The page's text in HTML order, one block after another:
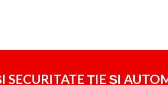
SECURITATE ȚIE ȘI